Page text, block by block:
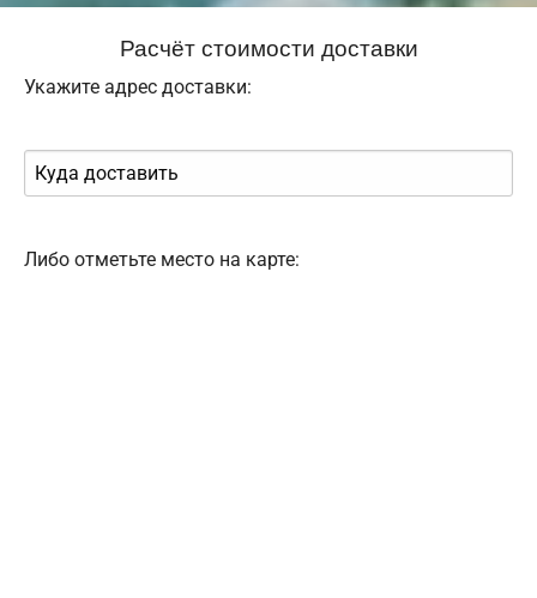
Расчёт стоимости доставки
Укажите адрес доставки:
Либо отметьте место на карте: